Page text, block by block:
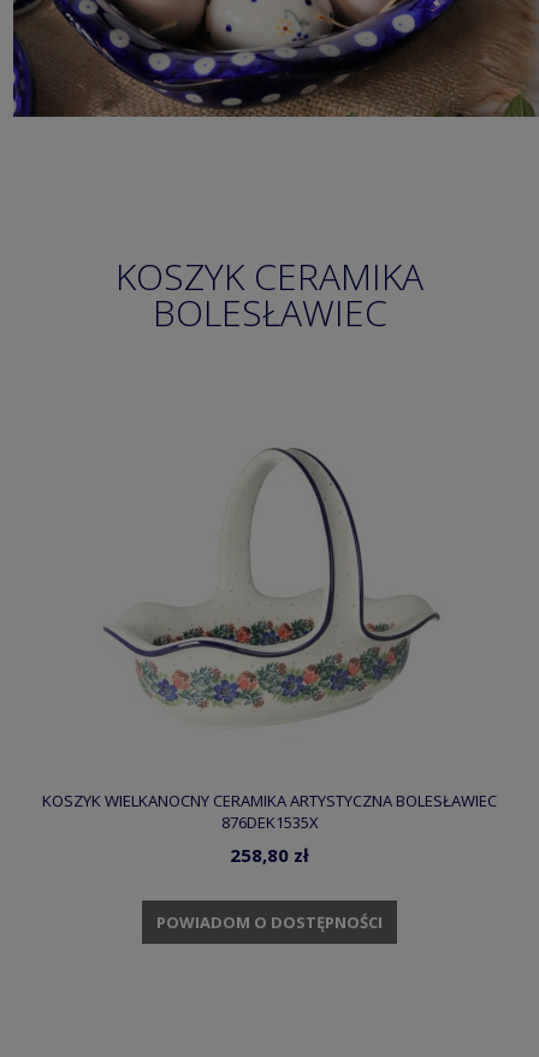
KOSZYK CERAMIKA
BOLESŁAWIEC
KOSZYK WIELKANOCNY CERAMIKA ARTYSTYCZNA BOLESŁAWIEC
876DEK1535X
258,80 zł
POWIADOM O DOSTĘPNOŚCI